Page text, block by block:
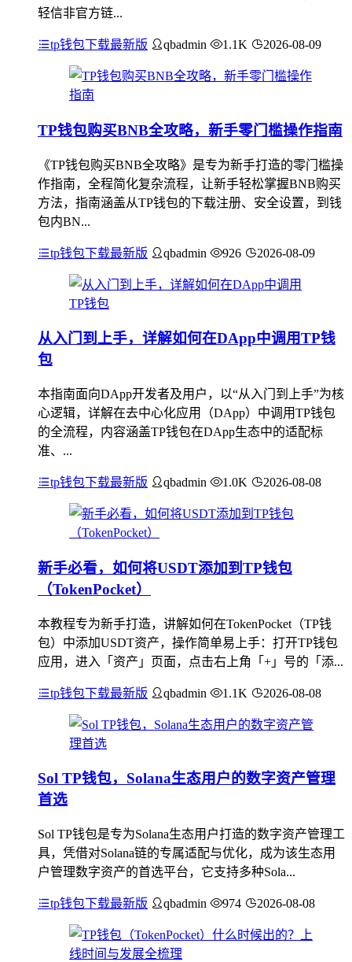
轻信非官方链...
tp钱包下载最新版 qbadmin 1.1K 2026-08-09
TP钱包购买BNB全攻略，新手零门槛操作指南
《TP钱包购买BNB全攻略》是专为新手打造的零门槛操
作指南，全程简化复杂流程，让新手轻松掌握BNB购买
方法，指南涵盖从TP钱包的下载注册、安全设置，到钱
包内BN...
tp钱包下载最新版 qbadmin 926 2026-08-09
从入门到上手，详解如何在DApp中调用TP钱
包
本指南面向DApp开发者及用户，以“从入门到上手”为核
心逻辑，详解在去中心化应用（DApp）中调用TP钱包
的全流程，内容涵盖TP钱包在DApp生态中的适配标
准、...
tp钱包下载最新版 qbadmin 1.0K 2026-08-08
新手必看，如何将USDT添加到TP钱包
（TokenPocket）
本教程专为新手打造，讲解如何在TokenPocket（TP钱
包）中添加USDT资产，操作简单易上手：打开TP钱包
应用，进入「资产」页面，点击右上角「+」号的「添...
tp钱包下载最新版 qbadmin 1.1K 2026-08-08
Sol TP钱包，Solana生态用户的数字资产管理
首选
Sol TP钱包是专为Solana生态用户打造的数字资产管理工
具，凭借对Solana链的专属适配与优化，成为该生态用
户管理数字资产的首选平台，它支持多种Sola...
tp钱包下载最新版 qbadmin 974 2026-08-08